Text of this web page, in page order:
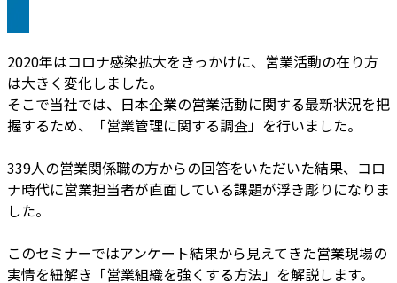
2020年はコロナ感染拡大をきっかけに、営業活動の在り方
は大きく変化しました。
そこで当社では、日本企業の営業活動に関する最新状況を把
握するため、「営業管理に関する調査」を行いました。
339人の営業関係職の方からの回答をいただいた結果、コロ
ナ時代に営業担当者が直面している課題が浮き彫りになりま
した。
このセミナーではアンケート結果から見えてきた営業現場の
実情を紐解き「営業組織を強くする方法」を解説します。